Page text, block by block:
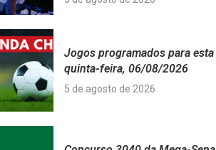
Jogos programados para esta
quinta-feira, 06/08/2026
5 de agosto de 2026